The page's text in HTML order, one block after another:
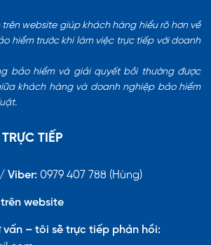
website giúp khách hàng hiểu rõ hơn về
hiểm trước khi làm việc trực tiếp với doanh
bảo hiểm và giải quyết bồi thường được
khách hàng và doanh nghiệp bảo hiểm
TIẾP
Viber: 0979 407 788 (Hùng)
website
vấn – tôi sẽ trực tiếp phản hồi: